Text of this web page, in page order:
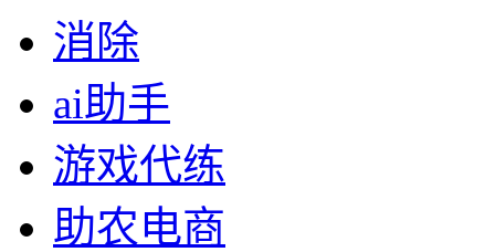
消除
ai助手
游戏代练
助农电商